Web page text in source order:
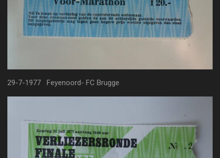
29-7-1977 Feyenoord- FC Brugge